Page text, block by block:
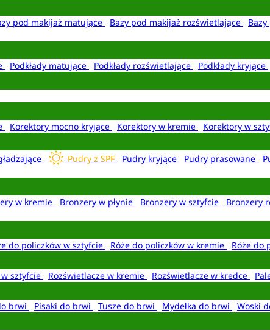
pod makijaż matujące Bazy pod makijaż rozświetlające
Podkłady matujące Podkłady rozświetlające Podkłady kryjące
Korektory mocno kryjące Korektory w kremie Korektory w
Pudry z SPF Pudry kryjące Pudry prasowane
w kremie Bronzery w płynie Bronzery w sztyfcie Bronzery
do policzków w sztyfcie Róże do policzków w kremie Róże do
sztyfcie Rozświetlacze w kremie Rozświetlacze w kredce
brwi Pisaki do brwi Tusze do brwi Mydełka do brwi Woski